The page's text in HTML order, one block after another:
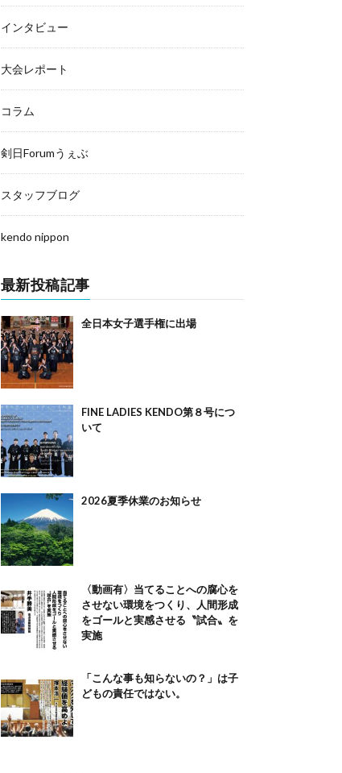
インタビュー
大会レポート
コラム
剣日Forumうぇぶ
スタッフブログ
kendo nippon
最新投稿記事
全日本女子選手権に出場
FINE LADIES KENDO第８号につ
いて
2026夏季休業のお知らせ
〈動画有〉当てることへの腐心を
させない環境をつくり、人間形成
をゴールと実感させる〝試合〟を
実施
「こんな事も知らないの？」は子
どもの責任ではない。